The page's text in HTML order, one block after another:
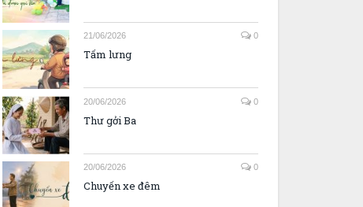
21/06/2026 0
Tấm lưng
20/06/2026 0
Thư gởi Ba
20/06/2026 0
Chuyến xe đêm